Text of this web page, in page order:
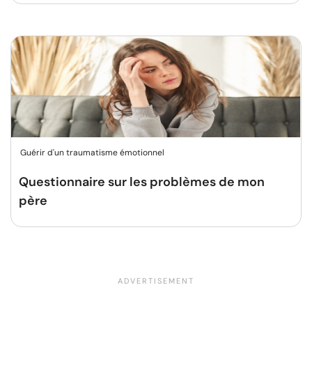
Guérir d'un traumatisme émotionnel
Questionnaire sur les problèmes de mon
père